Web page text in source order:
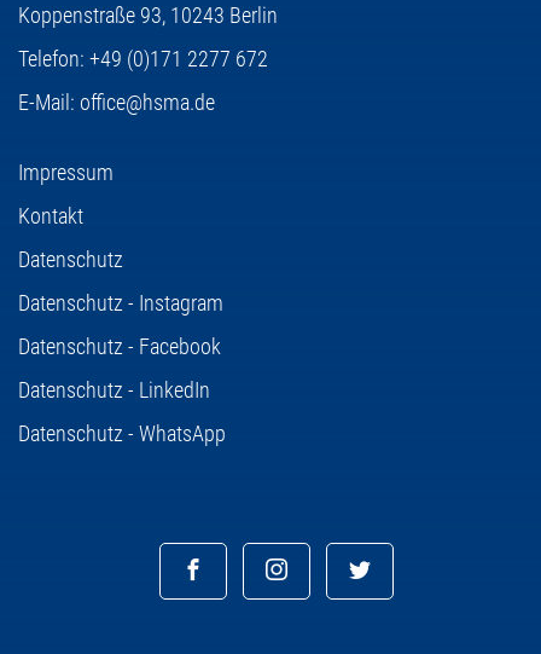
Koppenstraße 93, 10243 Berlin
Telefon: +49 (0)171 2277 672
E-Mail: office@hsma.de
Impressum
Kontakt
Datenschutz
Datenschutz - Instagram
Datenschutz - Facebook
Datenschutz - LinkedIn
Datenschutz - WhatsApp